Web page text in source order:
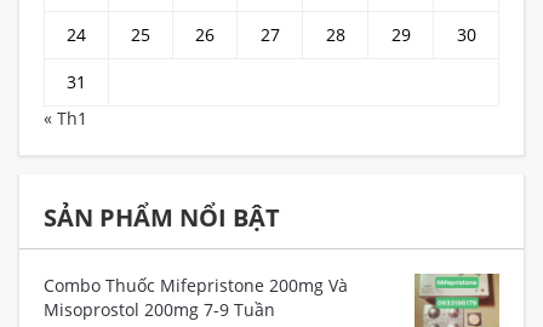
24 25 26 27 28 29 30
31
« Th1
SẢN PHẨM NỔI BẬT
Combo Thuốc Mifepristone 200mg Và
Misoprostol 200mg 7-9 Tuần